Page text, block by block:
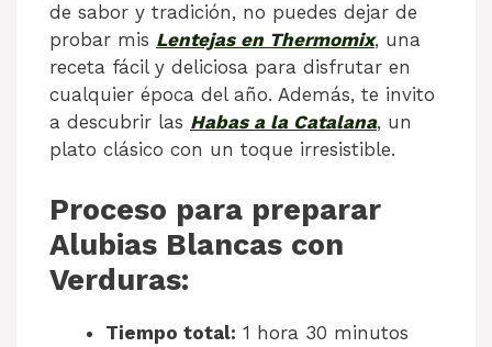
de sabor y tradición, no puedes dejar de
probar mis Lentejas en Thermomix, una
receta fácil y deliciosa para disfrutar en
cualquier época del año. Además, te invito
a descubrir las Habas a la Catalana, un
plato clásico con un toque irresistible.
Proceso para preparar
Alubias Blancas con
Verduras:
Tiempo total: 1 hora 30 minutos